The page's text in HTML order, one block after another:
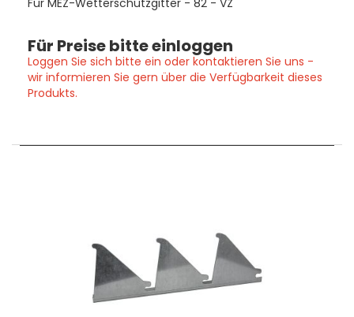
Für MEZ-Wetterschutzgitter - 82 - VZ
Für Preise bitte einloggen
Loggen Sie sich bitte ein oder kontaktieren Sie uns -
wir informieren Sie gern über die Verfügbarkeit dieses
Produkts.